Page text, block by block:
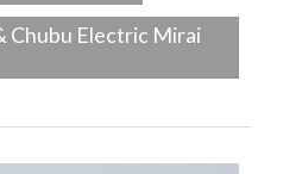
Chubu Electric Mirai